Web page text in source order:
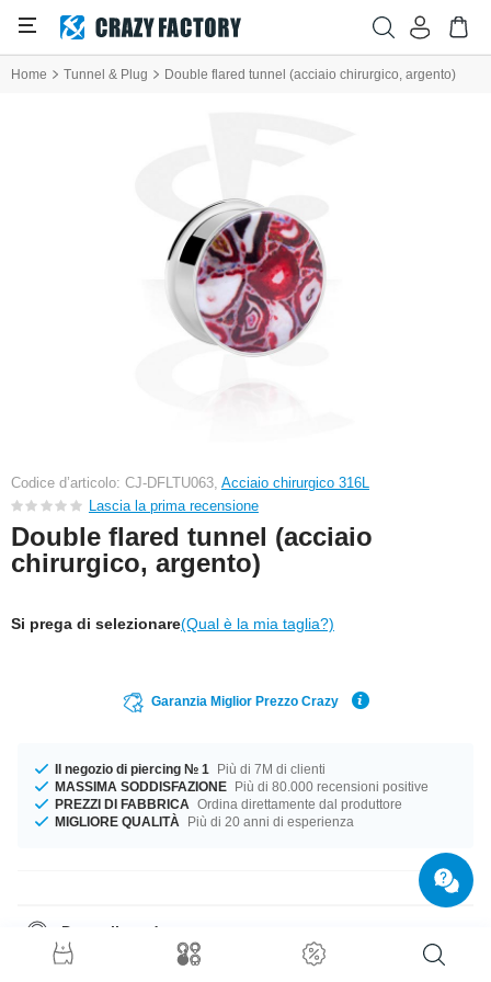
Home Tunnel & Plug Double flared tunnel (acciaio chirurgico, argento)
Codice d’articolo: CJ-DFLTU063, Acciaio chirurgico 316L
Lascia la prima recensione
Double flared tunnel (acciaio
chirurgico, argento)
Si prega di selezionare(Qual è la mia taglia?)
Garanzia Miglior Prezzo Crazy
Il negozio di piercing № 1
Più di 7M di clienti
MASSIMA SODDISFAZIONE Più di 80.000 recensioni positive
PREZZI DI FABBRICA Ordina direttamente dal produttore
MIGLIORE QUALITÀ
Più di 20 anni di esperienza
Dettagli prodotto
I diametri da 6 mm a 20 mm sono in stock. Questo stupendo prodotto è